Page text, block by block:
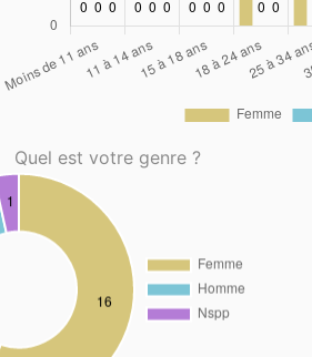
Quel est votre genre ?